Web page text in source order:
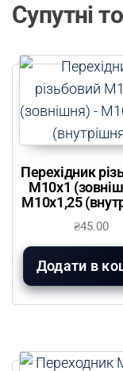
Супутні
Перехідник
М10х1
М10х1,25
₴45.00
Додати в